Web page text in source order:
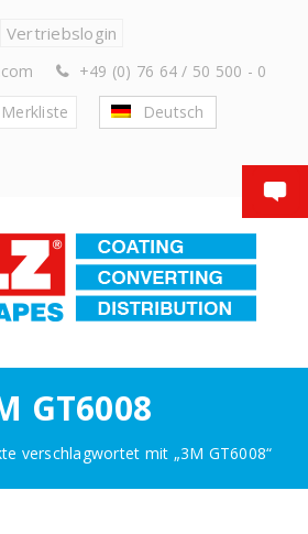
Vertriebslogin
+49 (0) 76 64 / 50 500 - 0
Merkliste Deutsch
GT6008
verschlagwortet mit „3M GT6008“